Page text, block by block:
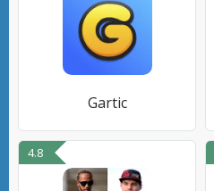
Gartic
4.8